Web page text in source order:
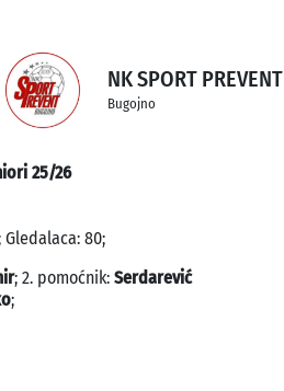
NK SPORT PREVENT
Bugojno
25/26
Gledalaca: 80;
; 2. pomoćnik: Serdarević
;